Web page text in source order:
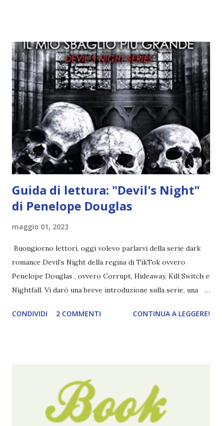
angelo puro, Elemiah. Ma, a differenza di cosa pensano,
l'angelo non ha intenzione di fare una strage, piuttosto è lì
per avvertili che Mikael non è più "l'angelo puro" che
credono e che potrebbe aver ucciso altri mezzi angeli, tipo
Rafael. A quelle parole, Haniel seguito da altri ibridi, si reca
nell'appartamento, senza risultati. Infine cercano nella
chiesetta. Lì trovano Rafael alle prese con gli angeli puri,
ma questa volta ...
Guida di lettura: "Devil's Night"
di Penelope Douglas
maggio 01, 2023
Buongiorno lettori, oggi volevo parlarvi della serie dark
romance Devil’s Night della regina di TikTok ovvero
Penelope Douglas , ovvero Corrupt, Hideaway, Kill Switch e
Nightfall. Vi darò una breve introduzione sulla serie, una
e anche un breve commento sui libri singoli. I libri sono in
Pagine: 448 Editore: Newton Compton Editori
Pubblicazione: 10 Gennaio 2023 Traduttore: Laura Lancini
Trama: “Si chiama Michael Crist. È il fratello maggiore del
CONDIVIDI 2 COMMENTI CONTINUA A LEGGERE!